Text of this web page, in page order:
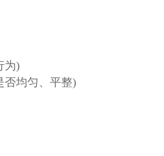
为)
否均匀、平整)